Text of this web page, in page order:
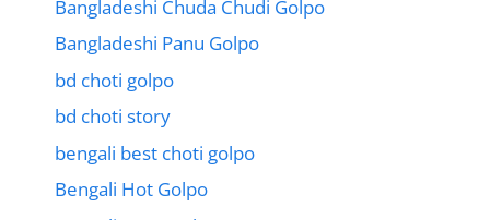
Bangladeshi Chuda Chudi Golpo
Bangladeshi Panu Golpo
bd choti golpo
bd choti story
bengali best choti golpo
Bengali Hot Golpo